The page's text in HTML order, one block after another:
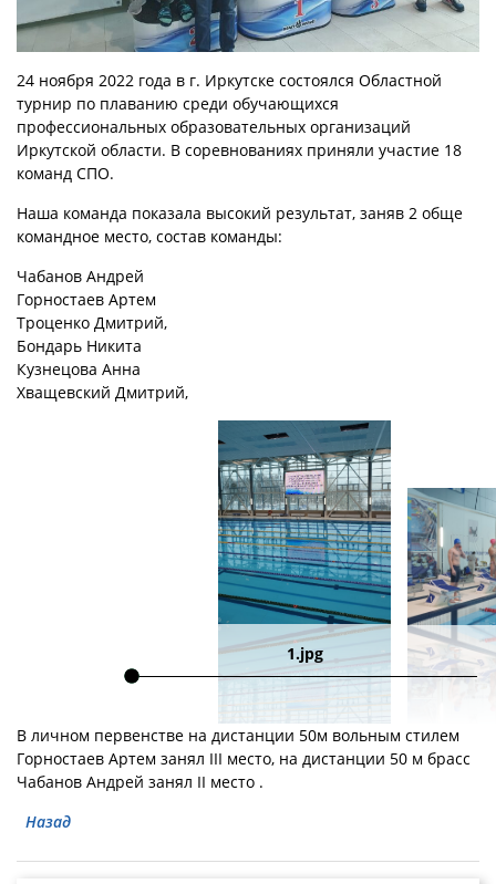
24 ноября 2022 года в г. Иркутске состоялся Областной
турнир по плаванию среди обучающихся
профессиональных образовательных организаций
Иркутской области. В соревнованиях приняли участие 18
команд СПО.
Наша команда показала высокий результат, заняв 2 обще
командное место, состав команды:
Чабанов Андрей
Горностаев Артем
Троценко Дмитрий,
Бондарь Никита
Кузнецова Анна
Хващевский Дмитрий,
1.jpg
В личном первенстве на дистанции 50м вольным стилем
Горностаев Артем занял III место, на дистанции 50 м брасс
Чабанов Андрей занял II место .
Назад